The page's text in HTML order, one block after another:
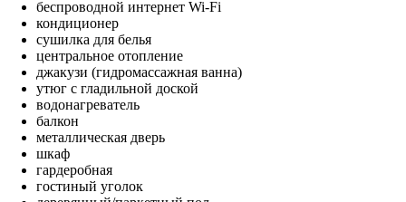
беспроводной интернет Wi-Fi
кондиционер
сушилка для белья
центральное отопление
джакузи (гидромассажная ванна)
утюг с гладильной доской
водонагреватель
балкон
металлическая дверь
шкаф
гардеробная
гостиный уголок